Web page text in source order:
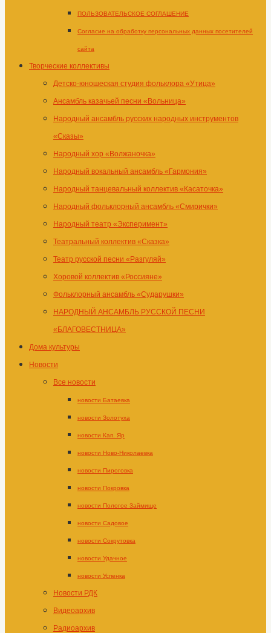
ПОЛЬЗОВАТЕЛЬСКОЕ СОГЛАШЕНИЕ
Согласие на обработку персональных данных посетителей
сайта
Творческие коллективы
Детско-юношеская студия фольклора «Утица»
Ансамбль казачьей песни «Вольница»
Народный ансамбль русских народных инструментов
«Сказы»
Народный хор «Волжаночка»
Народный вокальный ансамбль «Гармония»
Народный танцевальный коллектив «Касаточка»
Народный фольклорный ансамбль «Смирички»
Народный театр «Эксперимент»
Театральный коллектив «Сказка»
Театр русской песни «Разгуляй»
Хоровой коллектив «Россияне»
Фольклорный ансамбль «Сударушки»
НАРОДНЫЙ АНСАМБЛЬ РУССКОЙ ПЕСНИ
«БЛАГОВЕСТНИЦА»
Дома культуры
Новости
Все новости
новости Батаевка
новости Золотуха
новости Кап. Яр
новости Ново-Николаевка
новости Пироговка
новости Покровка
новости Пологое Займище
новости Садовое
новости Сокрутовка
новости Удачное
новости Успенка
Новости РДК
Видеоархив
Радиоархив